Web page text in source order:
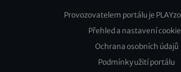
Footer
Provozovatelem portálu je
Přehled a nastavení
Ochrana osobních údajů
Podmínky užití portálu